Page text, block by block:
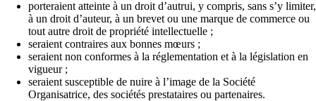
porteraient atteinte à un droit d’autrui, y compris, sans s’y limiter,
à un droit d’auteur, à un brevet ou une marque de commerce ou
tout autre droit de propriété intellectuelle ;
seraient contraires aux bonnes mœurs ;
seraient non conformes à la réglementation et à la législation en
vigueur ;
seraient susceptible de nuire à l’image de la Société
Organisatrice, des sociétés prestataires ou partenaires.